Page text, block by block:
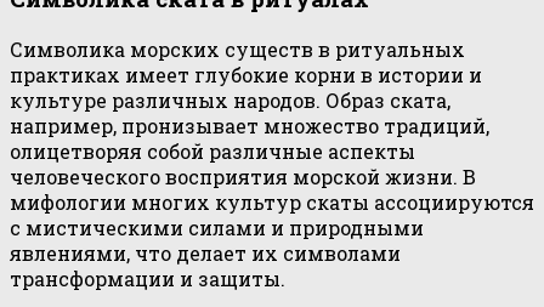
Символика морских существ в ритуальных
практиках имеет глубокие корни в истории и
культуре различных народов. Образ ската,
например, пронизывает множество традиций,
олицетворяя собой различные аспекты
человеческого восприятия морской жизни. В
мифологии многих культур скаты ассоциируются
с мистическими силами и природными
явлениями, что делает их символами
трансформации и защиты.